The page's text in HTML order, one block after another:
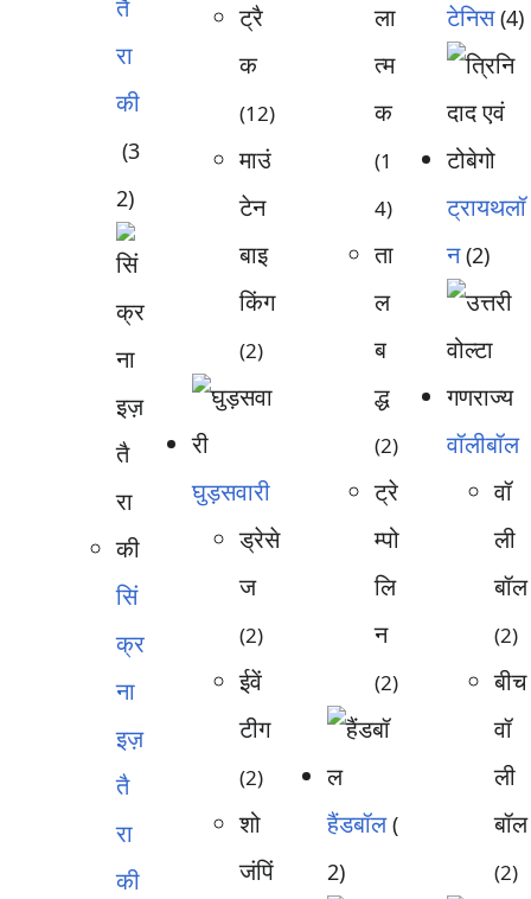
तै
रा
की
(3
2)
सिं
क्र
ना
इज़
तै
रा
की
ट्रै
क
(12)
माउं
टेन
बाइ
किंग
(2)
घुड़सवारी
ड्रेसे
ज
(2)
ईवें
टीग
(2)
शो
जंपिं
ला
त्म
क
(1
4)
ता
ल
ब
द्ध
(2)
ट्रे
म्पो
लि
न
(2)
हैंडबॉल (
2)
टेनिस (4)
ट्रायथलॉ
न (2)
वॉलीबॉल
वॉ
ली
बॉल
(2)
बीच
वॉ
ली
बॉल
(2)